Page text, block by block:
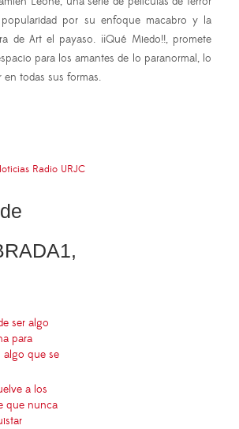
por su enfoque macabro y la
de Art el payaso. ¡¡Qué Miedo!!, promete
para los amantes de lo paranormal, lo
todas sus formas.
Radio URJC
ser algo
para
algo que se
a los
que nunca